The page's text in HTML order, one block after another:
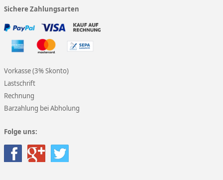
Sichere Zahlungsarten
Vorkasse (3% Skonto)
Lastschrift
Rechnung
Barzahlung bei Abholung
Folge uns: